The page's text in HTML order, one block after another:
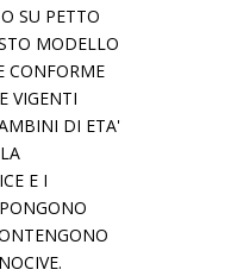
SU PETTO
MODELLO
CONFORME
VIGENTI
DI ETA'
E I